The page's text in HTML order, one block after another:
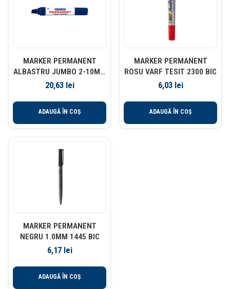
MARKER PERMANENT
ALBASTRU JUMBO 2-10MM
9110 CENTROPEN
20,63 lei
ADAUGĂ ÎN COȘ
MARKER PERMANENT
ROSU VARF TESIT 2300 BIC
6,03 lei
ADAUGĂ ÎN COȘ
MARKER PERMANENT
NEGRU 1.0MM 1445 BIC
6,17 lei
ADAUGĂ ÎN COȘ